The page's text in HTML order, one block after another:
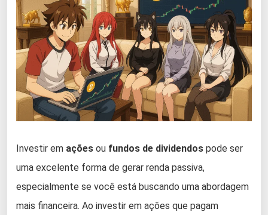
Investir em ações ou fundos de dividendos pode ser
uma excelente forma de gerar renda passiva,
especialmente se você está buscando uma abordagem
mais financeira. Ao investir em ações que pagam